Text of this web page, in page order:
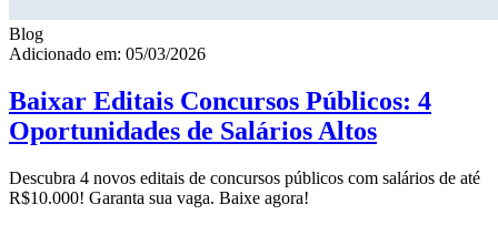
Blog
Adicionado em: 05/03/2026
Baixar Editais Concursos Públicos: 4
Oportunidades de Salários Altos
Descubra 4 novos editais de concursos públicos com salários de até
R$10.000! Garanta sua vaga. Baixe agora!